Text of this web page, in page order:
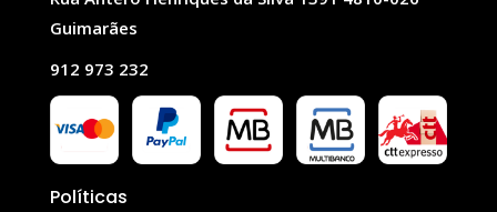
Guimarães
912 973 232
Políticas